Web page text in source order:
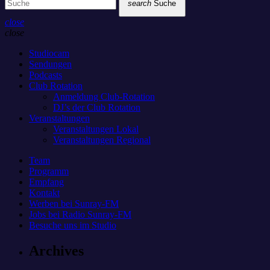
search Suche
close
close
Studiocam
Sendungen
Podcasts
Club Rotation
Anmeldung Club-Rotation
DJ’s der Club Rotation
Veranstaltungen
Veranstaltungen Lokal
Veranstaltungen Regional
Team
Programm
Empfang
Kontakt
Werben bei Sunray-FM
Jobs bei Radio Sunray-FM
Besuche uns im Studio
Archives